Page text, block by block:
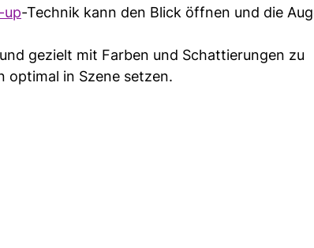
up-Technik kann den Blick öffnen und die
gezielt mit Farben und Schattierungen zu
optimal in Szene setzen.